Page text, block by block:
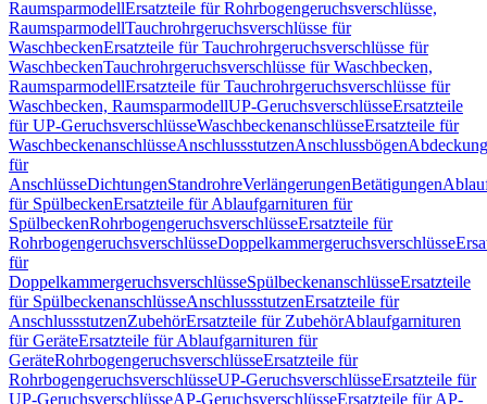
RaumsparmodellErsatzteile für Rohrbogengeruchsverschlüsse,
RaumsparmodellTauchrohrgeruchsverschlüsse für
WaschbeckenErsatzteile für Tauchrohrgeruchsverschlüsse für
WaschbeckenTauchrohrgeruchsverschlüsse für Waschbecken,
RaumsparmodellErsatzteile für Tauchrohrgeruchsverschlüsse für
Waschbecken, RaumsparmodellUP-GeruchsverschlüsseErsatzteile
für UP-GeruchsverschlüsseWaschbeckenanschlüsseErsatzteile für
WaschbeckenanschlüsseAnschlussstutzenAnschlussbögen
für
AnschlüsseDichtungenStandrohreVerlängerungenBetätigungen
für SpülbeckenErsatzteile für Ablaufgarnituren für
SpülbeckenRohrbogengeruchsverschlüsseErsatzteile für
RohrbogengeruchsverschlüsseDoppelkammergeruchsverschlüsse
für
DoppelkammergeruchsverschlüsseSpülbeckenanschlüsseErsatzteile
für SpülbeckenanschlüsseAnschlussstutzenErsatzteile für
AnschlussstutzenZubehörErsatzteile für ZubehörAblaufgarnituren
für GeräteErsatzteile für Ablaufgarnituren für
GeräteRohrbogengeruchsverschlüsseErsatzteile für
RohrbogengeruchsverschlüsseUP-GeruchsverschlüsseErsatzteile für
UP-GeruchsverschlüsseAP-GeruchsverschlüsseErsatzteile für AP-